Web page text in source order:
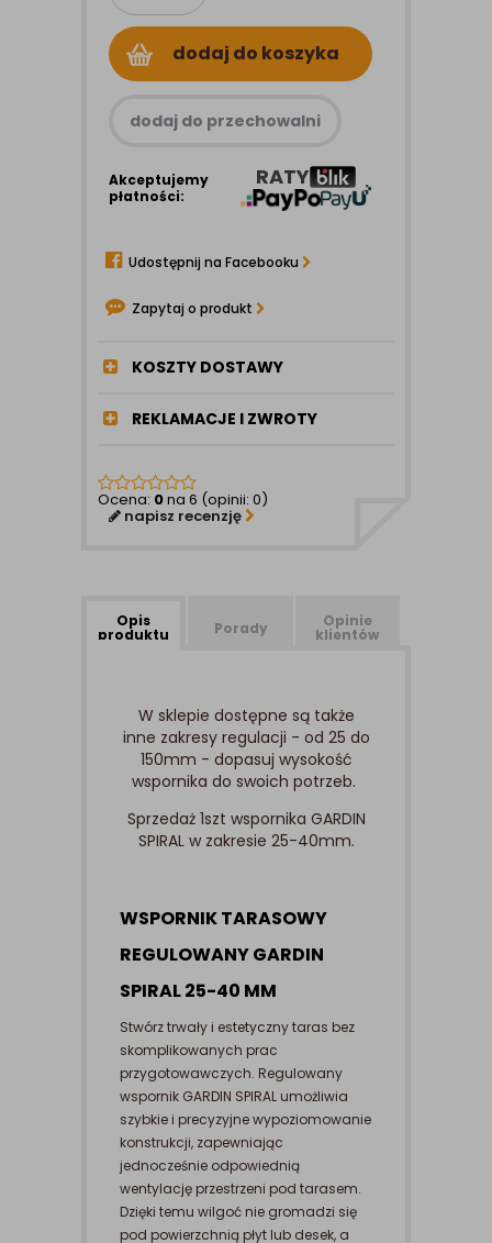
dodaj do koszyka
dodaj do przechowalni
Akceptujemy
płatności:
RATY
Udostępnij na Facebooku
Zapytaj o produkt
KOSZTY DOSTAWY
REKLAMACJE I ZWROTY
Ocena: 0na 6 (opinii: 0)
napisz recenzję
Opis
produktu Porady Opinie
klientów
W sklepie dostępne są także
inne zakresy regulacji - od 25 do
150mm - dopasuj wysokość
wspornika do swoich potrzeb.
Sprzedaż 1szt wspornika GARDIN
SPIRAL w zakresie 25-40mm.
WSPORNIK TARASOWY
REGULOWANY GARDIN
SPIRAL 25-40 MM
Stwórz trwały i estetyczny taras bez
skomplikowanych prac
przygotowawczych. Regulowany
wspornik GARDIN SPIRAL umożliwia
szybkie i precyzyjne wypoziomowanie
konstrukcji, zapewniając
jednocześnie odpowiednią
wentylację przestrzeni pod tarasem.
Dzięki temu wilgoć nie gromadzi się
pod powierzchnią płyt lub desek, a